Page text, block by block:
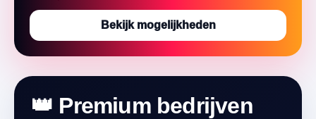
Bekijk mogelijkheden
👑 Premium bedrijven